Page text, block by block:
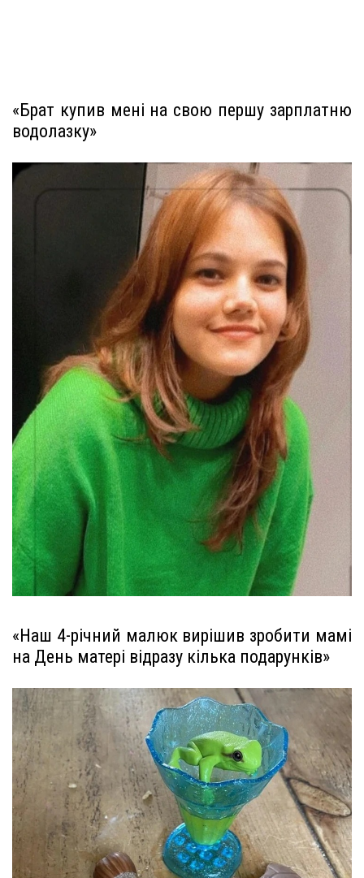
«Брат купив мені на свою першу зарплатню
водолазку»
«Наш 4-річний малюк вирішив зробити мамі
на День матері відразу кілька подарунків»